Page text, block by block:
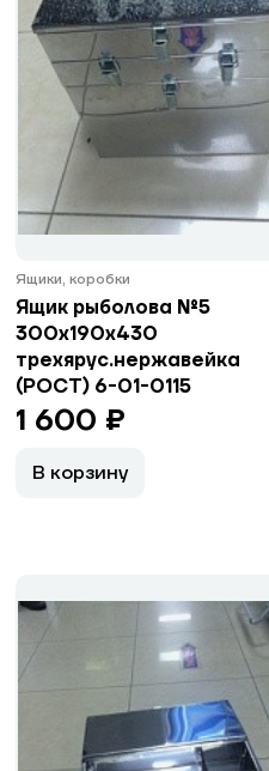
Ящики, коробки
Ящик рыболова №5
300x190x430
трехярус.нержавейка
(РОСТ) 6-01-0115
1 600 ₽
В корзину